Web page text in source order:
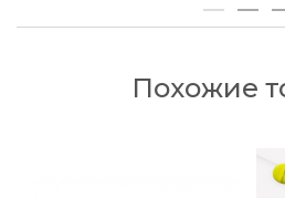
Похожие